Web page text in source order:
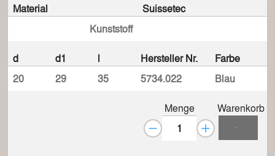
Material
Kunststoff
Suissetec
d d1 l Hersteller Nr.
Farbe
20
29 35 5734.022 Blau
Menge Warenkorb